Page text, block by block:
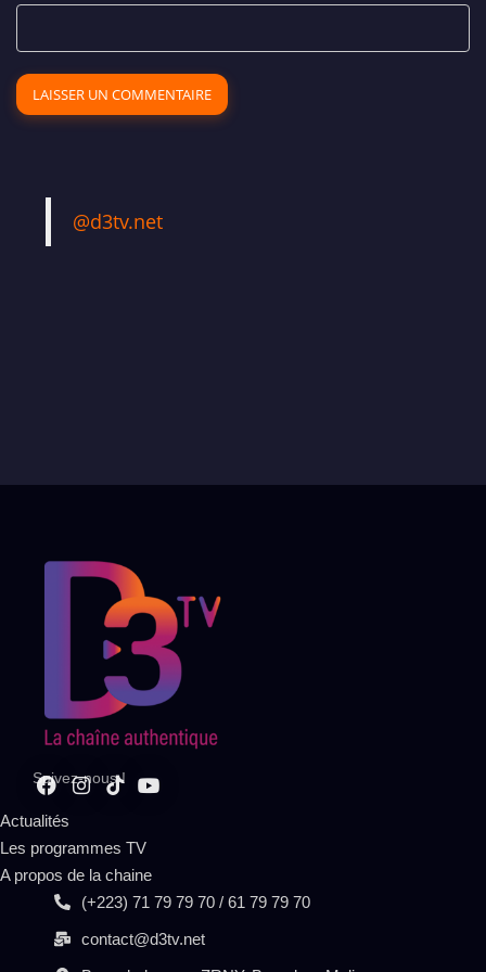
@d3tv.net
Suivez-nous !
Actualités
Les programmes TV
A propos de la chaine
(+223) 71 79 79 70 / 61 79 79 70
contact@d3tv.net